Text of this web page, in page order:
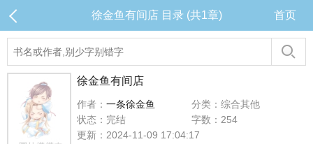
徐金鱼有间店 目录 (共1章) 首页
徐金鱼有间店
作者： 一条徐金鱼
分类：综合其他
状态：完结
字数：254
更新：2024-11-09 17:04:17